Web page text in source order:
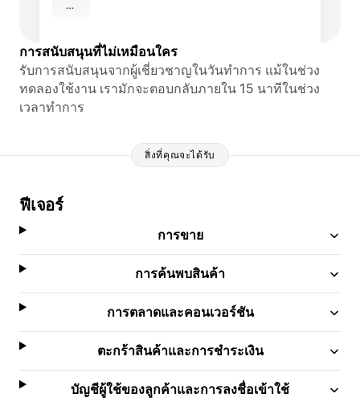
การสนับสนุนที่ไม่เหมือนใคร
รับการสนับสนุนจากผู้เชี่ยวชาญในวันทำการ แม้ในช่วง
ทดลองใช้งาน เรามักจะตอบกลับภายใน 15 นาทีในช่วง
เวลาทำการ
สิ่งที่คุณจะได้รับ
ฟีเจอร์
การขาย
การค้นพบสินค้า
การตลาดและคอนเวอร์ชัน
ตะกร้าสินค้าและการชำระเงิน
บัญชีผู้ใช้ของลูกค้าและการลงชื่อเข้าใช้